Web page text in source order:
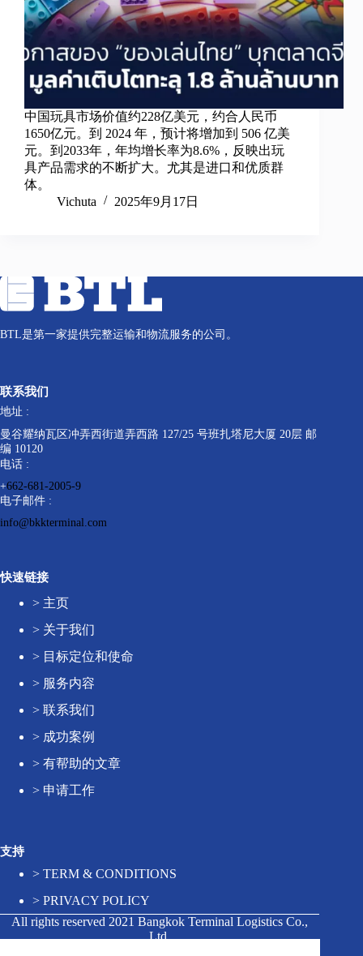
中国玩具市场价值约228亿美元，约合人民币
1650亿元。到 2024 年，预计将增加到 506 亿美
元。到2033年，年均增长率为8.6%，反映出玩
具产品需求的不断扩大。尤其是进口和优质群
体。
Vichuta
2025年9月17日
BTL是第一家提供完整运输和物流服务的公司。
联系我们
地址 :
曼谷耀纳瓦区冲弄西街道弄西路 127/25 号班扎塔尼大厦 20层 邮
编 10120
电话 :
+662-681-2005-9
电子邮件 :
info@bkkterminal.com
快速链接
> 主页
> 关于我们
> 目标定位和使命
> 服务内容
> 联系我们
> 成功案例
> 有帮助的文章
> 申请工作
支持
> TERM & CONDITIONS
> PRIVACY POLICY
All rights reserved 2021 Bangkok Terminal Logistics Co.,
Ltd.